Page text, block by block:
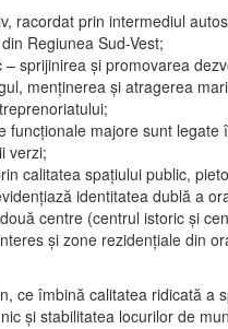
racordat prin intermediul
Regiunea Sud-Vest;
sprijinirea şi promovarea
menţinerea şi atragerea
majore sunt legate
verzi;
calitatea spaţiului public,
identitatea dublă a
centre (centrul istoric şi
şi zone rezidenţiale din
ce îmbină calitatea ridicată a
şi stabilitatea locurilor de